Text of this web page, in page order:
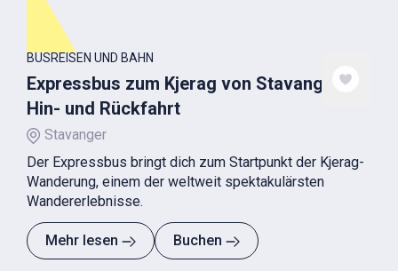
BUSREISEN UND BAHN
Expressbus zum Kjerag von Stavanger,
Hin- und Rückfahrt
Stavanger
Der Expressbus bringt dich zum Startpunkt der Kjerag-
Wanderung, einem der weltweit spektakulärsten
Wandererlebnisse.
Mehr lesen Buchen